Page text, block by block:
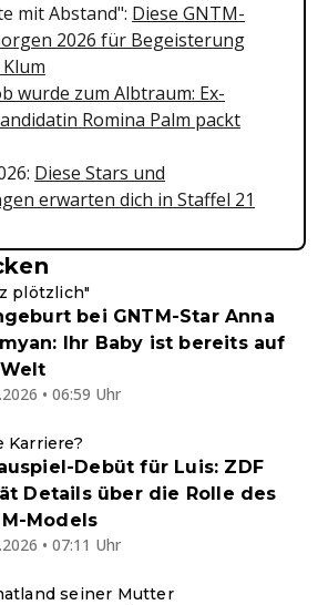
mit Abstand": Diese GNTM-
2026 für Begeisterung
wurde zum Albtraum: Ex-
Romina Palm packt
Diese Stars und
erwarten dich in Staffel 21
plötzlich"
bei GNTM-Star Anna
Ihr Baby ist bereits auf
• 06:59 Uhr
Karriere?
Debüt für Luis: ZDF
Details über die Rolle des
Models
• 07:11 Uhr
seiner Mutter